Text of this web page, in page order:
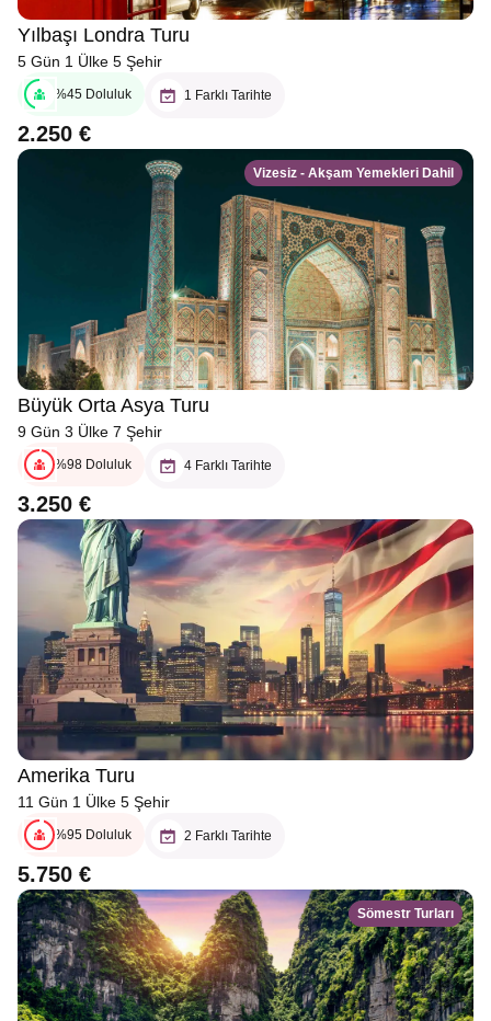
Yılbaşı Londra Turu
5 Gün 1 Ülke 5 Şehir
%45 Doluluk 1 Farklı Tarihte
2.250 €
Vizesiz - Akşam Yemekleri Dahil
Büyük Orta Asya Turu
9 Gün 3 Ülke 7 Şehir
%98 Doluluk 4 Farklı Tarihte
3.250 €
Amerika Turu
11 Gün 1 Ülke 5 Şehir
%95 Doluluk 2 Farklı Tarihte
5.750 €
Sömestr Turları